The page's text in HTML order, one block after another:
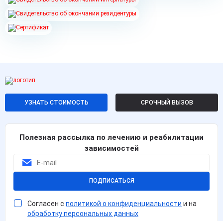
УЗНАТЬ СТОИМОСТЬ СРОЧНЫЙ ВЫЗОВ
Полезная рассылка по лечению и реабилитации
зависимостей
ПОДПИСАТЬСЯ
Согласен с политикой о конфиденциальности и на
обработку персональных данных